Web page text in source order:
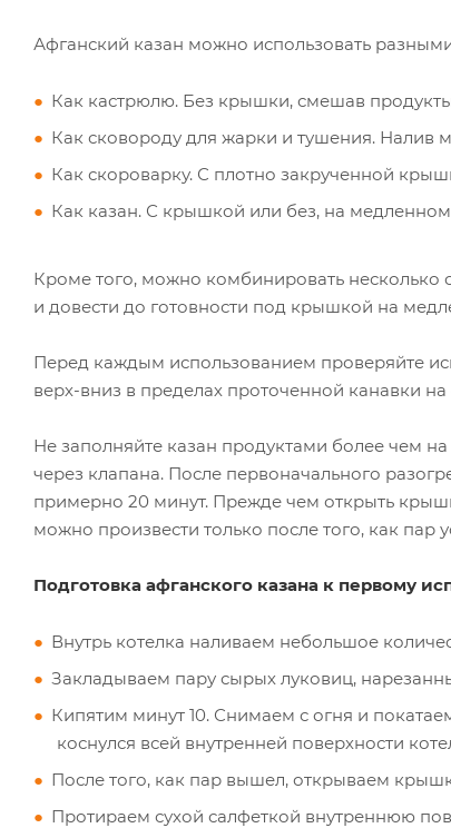
Афганский казан можно использовать
Как кастрюлю. Без крышки, смешав продукты
Как сковороду для жарки и тушения. Налив
Как скороварку. С плотно закрученной
Как казан. С крышкой или без, на
Кроме того, можно комбинировать несколько
и довести до готовности под крышкой на
Перед каждым использованием проверяйте
верх-вниз в пределах проточенной канавки
Не заполняйте казан продуктами более чем
через клапана. После первоначального
примерно 20 минут. Прежде чем открыть
можно произвести только после того, как пар
Подготовка афганского казана к первому
Внутрь котелка наливаем небольшое
Закладываем пару сырых луковиц,
Кипятим минут 10. Снимаем с огня и
коснулся всей внутренней поверхности
После того, как пар вышел, открываем
Протираем сухой салфеткой внутреннюю